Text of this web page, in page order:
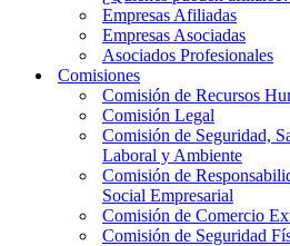
Empresas Afiliadas
Empresas Asociadas
Asociados Profesionales
Comisiones
Comisión de Recursos
Comisión Legal
Comisión de Seguridad,
Laboral y Ambiente
Comisión de
Social Empresarial
Comisión de Comercio
Comisión de Seguridad